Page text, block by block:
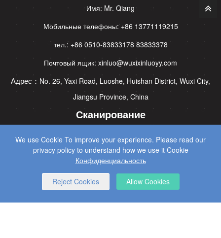
We use Cookie To improve your experience. Please read our
privacy policy to understand how we use it Cookie
Конфиденциальность
Reject Cookies Allow Cookies
Имя: Mr. Qiang
Мобильные телефоны: +86 13771119215
тел.: +86 0510-83833178 83833378
Почтовый ящик: xinluo@wuxixinluoyy.com
Адрес： No. 26, Yaxi Road, Luoshe, Huishan District, Wuxi City,
Jiangsu Province, China
Сканирование
CopyRight © 2025 Wuxi Xinluo гидравлические машины Co., Ltd